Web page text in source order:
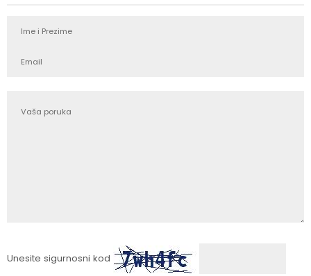
Unesite sigurnosni kod